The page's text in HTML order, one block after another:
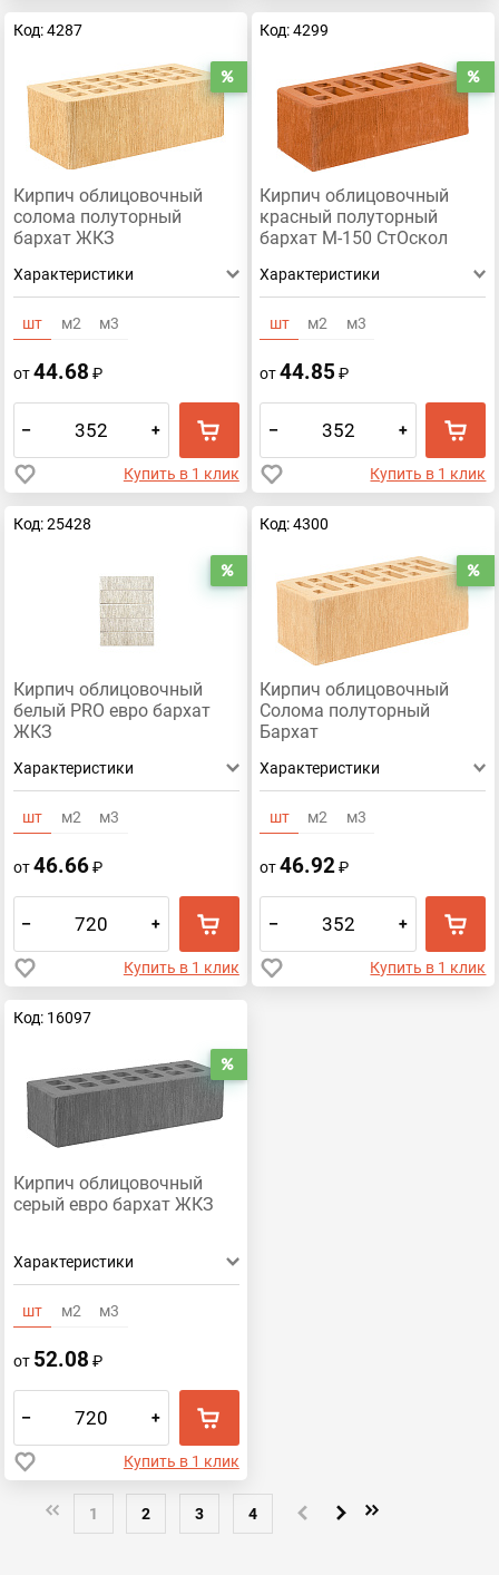
Код: 4287
Кирпич облицовочный
солома полуторный
бархат ЖКЗ
Характеристики
шт м2 м3
от44.68 ₽
– +
Купить в 1 клик
Код: 4299
Кирпич облицовочный
красный полуторный
бархат М-150 СтОскол
Характеристики
шт м2 м3
от44.85 ₽
– +
Купить в 1 клик
Код: 25428
Кирпич облицовочный
белый PRO евро бархат
ЖКЗ
Характеристики
шт м2 м3
от46.66₽
– +
Купить в 1 клик
Код: 4300
Кирпич облицовочный
Солома полуторный
Бархат
Характеристики
шт м2 м3
от46.92₽
– +
Купить в 1 клик
Код: 16097
Кирпич облицовочный
серый евро бархат ЖКЗ
Характеристики
шт м2 м3
от 52.08 ₽
– +
Купить в 1 клик
1 2 3 4